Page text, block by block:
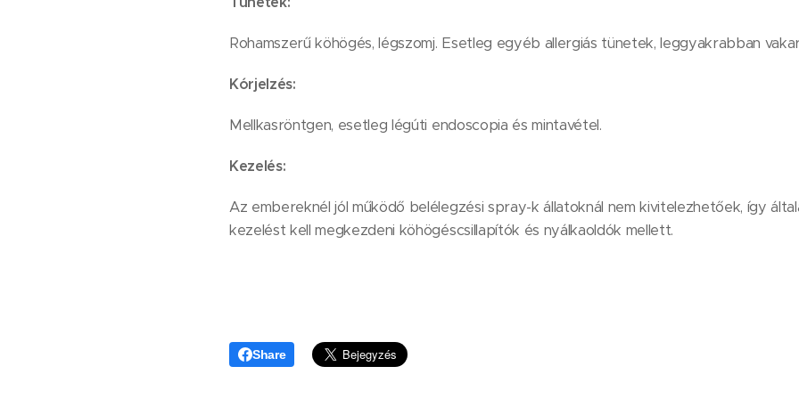
Rohamszerű köhögés, légszomj. Esetleg egyéb allergiás tünetek, leggyakrabban
Kórjelzés:
Mellkasröntgen, esetleg légúti endoscopia és mintavétel.
Kezelés:
Az embereknél jól működő belélegzési spray-k állatoknál nem kivitelezhetőek, így
kezelést kell megkezdeni köhögéscsillapítók és nyálkaoldók mellett.
Share